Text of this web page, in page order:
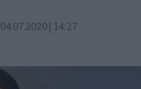
04.07.2020 | 14:27